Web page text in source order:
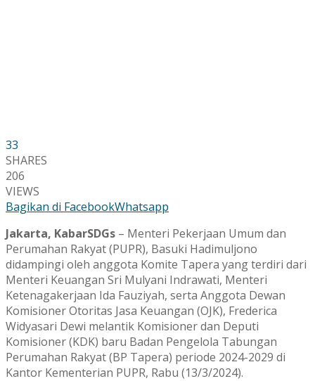
33
SHARES
206
VIEWS
Bagikan di FacebookWhatsapp
Jakarta, KabarSDGs – Menteri Pekerjaan Umum dan
Perumahan Rakyat (PUPR), Basuki Hadimuljono
didampingi oleh anggota Komite Tapera yang terdiri dari
Menteri Keuangan Sri Mulyani Indrawati, Menteri
Ketenagakerjaan Ida Fauziyah, serta Anggota Dewan
Komisioner Otoritas Jasa Keuangan (OJK), Frederica
Widyasari Dewi melantik Komisioner dan Deputi
Komisioner (KDK) baru Badan Pengelola Tabungan
Perumahan Rakyat (BP Tapera) periode 2024-2029 di
Kantor Kementerian PUPR, Rabu (13/3/2024).